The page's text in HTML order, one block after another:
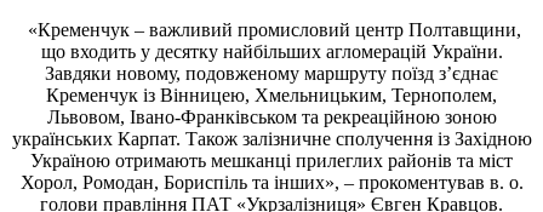
«Кременчук – важливий промисловий центр Полтавщини,
що входить у десятку найбільших агломерацій України.
Завдяки новому, подовженому маршруту поїзд з’єднає
Кременчук із Вінницею, Хмельницьким, Тернополем,
Львовом, Івано-Франківськом та рекреаційною зоною
українських Карпат. Також залізничне сполучення із Західною
Україною отримають мешканці прилеглих районів та міст
Хорол, Ромодан, Бориспіль та інших», – прокоментував в. о.
голови правління ПАТ «Укрзалізниця» Євген Кравцов.